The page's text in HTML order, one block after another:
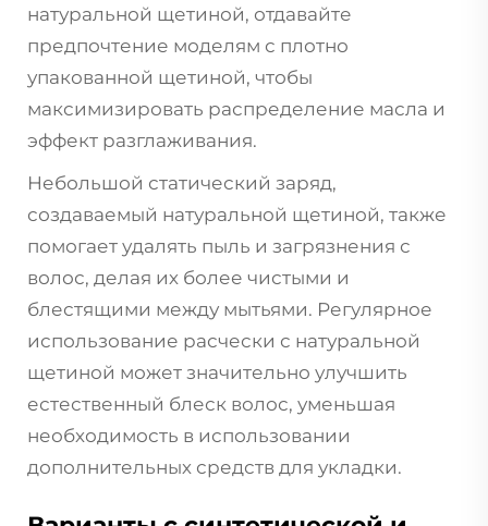
натуральной щетиной, отдавайте
предпочтение моделям с плотно
упакованной щетиной, чтобы
максимизировать распределение масла и
эффект разглаживания.
Небольшой статический заряд,
создаваемый натуральной щетиной, также
помогает удалять пыль и загрязнения с
волос, делая их более чистыми и
блестящими между мытьями. Регулярное
использование расчески с натуральной
щетиной может значительно улучшить
естественный блеск волос, уменьшая
необходимость в использовании
дополнительных средств для укладки.